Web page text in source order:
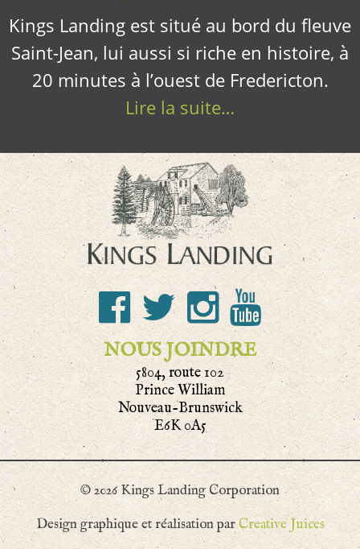
Kings Landing est situé au bord du fleuve
Saint-Jean, lui aussi si riche en histoire, à
20 minutes à l’ouest de Fredericton.
Lire la suite…
NOUS JOINDRE
5804, route 102
Prince William
Nouveau-Brunswick
E6K 0A5
© 2026 Kings Landing Corporation
Design graphique et réalisation par Creative Juices